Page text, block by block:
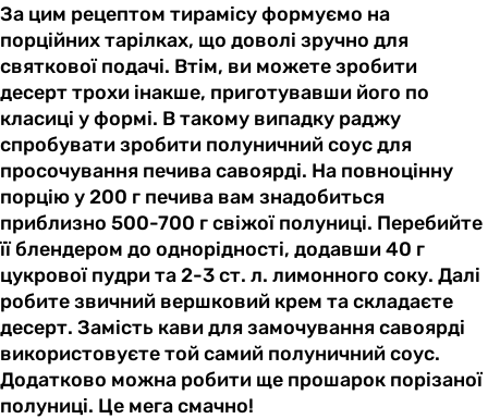
За цим рецептом тирамісу формуємо на
порційних тарілках, що доволі зручно для
святкової подачі. Втім, ви можете зробити
десерт трохи інакше, приготувавши його по
класиці у формі. В такому випадку раджу
спробувати зробити полуничний соус для
просочування печива савоярді. На повноцінну
порцію у 200 г печива вам знадобиться
приблизно 500-700 г свіжої полуниці. Перебийте
її блендером до однорідності, додавши 40 г
цукрової пудри та 2-3 ст. л. лимонного соку. Далі
робите звичний вершковий крем та складаєте
десерт. Замість кави для замочування савоярді
використовуєте той самий полуничний соус.
Додатково можна робити ще прошарок порізаної
полуниці. Це мега смачно!